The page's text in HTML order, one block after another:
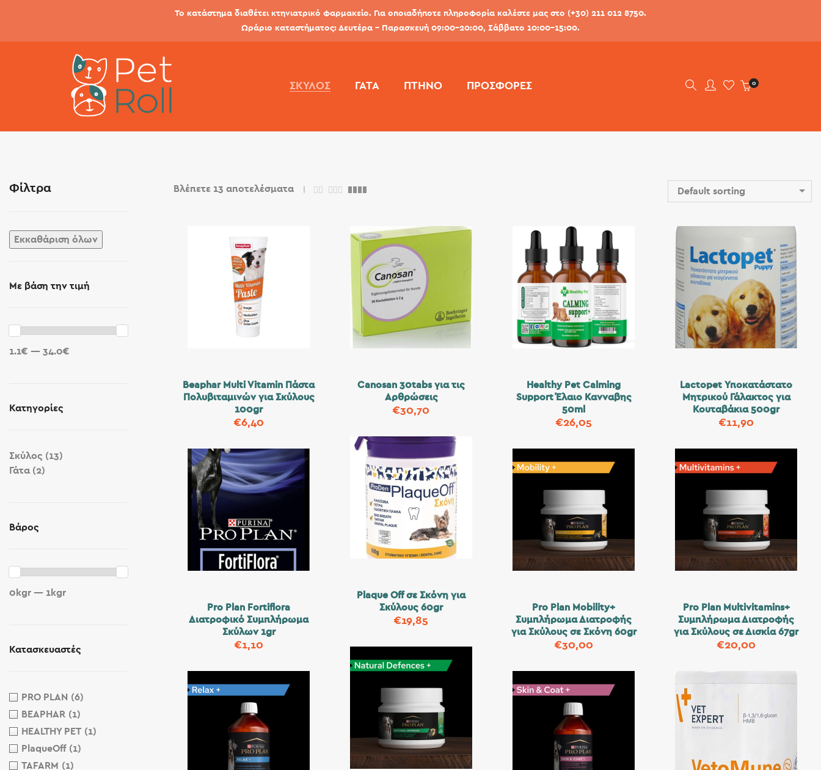
Το κατάστημα διαθέτει κτηνιατρικό φαρμακείο. Για οποιαδήποτε πληροφορία καλέστε μας στο (+30) 211 012 8750.
Ωράριο καταστήματος: Δευτέρα - Παρασκευή 09:00-20:00, Σάββατο 10:00-15:00.
ΣΚΎΛΟΣ ΓΆΤΑ ΠΤΗΝΌ ΠΡΟΣΦΟΡΕΣ 0
Βλέπετε 13 αποτελέσματα Default sorting
Beaphar Multi Vitamin Πάστα
Πολυβιταμινών για Σκύλους
100gr
€6,40
Canosan 30tabs για τις
Αρθρώσεις
€30,70
Healthy Pet Calming
Support Έλαιο Κανναβης
50ml
€26,05
Lactopet Υποκατάστατο
Μητρικού Γάλακτος για
Κουταβάκια 500gr
€11,90
Plaque Off σε Σκόνη για
Σκύλους 60gr
€19,85
Pro Plan Fortiflora
Διατροφικό Συμπλήρωμα
Σκύλων 1gr
€1,10
Pro Plan Mobility+
Συμπλήρωμα Διατροφής
για Σκύλους σε Σκόνη 60gr
€30,00
Pro Plan Multivitamins+
Συμπλήρωμα Διατροφής
για Σκύλους σε Δισκία 67gr
€20,00
Φίλτρα
Εκκαθάριση όλων
Με βάση την τιμή
1.1€ — 34.0€
Κατηγορίες
Σκύλος (13)
Γάτα (2)
Βάρος
0kgr — 1kgr
Κατασκευαστές
PRO PLAN (6)
BEAPHAR (1)
HEALTHY PET (1)
PlaqueOff (1)
TAFARM (1)